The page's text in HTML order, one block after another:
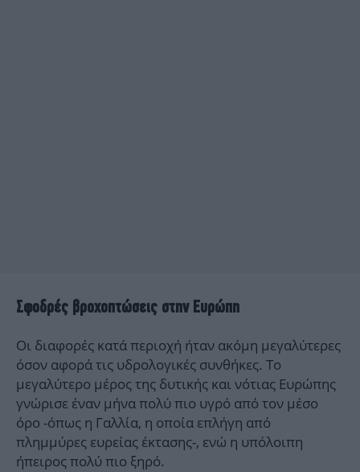
Σφοδρές βροχοπτώσεις στην Ευρώπη
Οι διαφορές κατά περιοχή ήταν ακόμη μεγαλύτερες
όσον αφορά τις υδρολογικές συνθήκες. Το
μεγαλύτερο μέρος της δυτικής και νότιας Ευρώπης
γνώρισε έναν μήνα πολύ πιο υγρό από τον μέσο
όρο -όπως η Γαλλία, η οποία επλήγη από
πλημμύρες ευρείας έκτασης-, ενώ η υπόλοιπη
ήπειρος πολύ πιο ξηρό.